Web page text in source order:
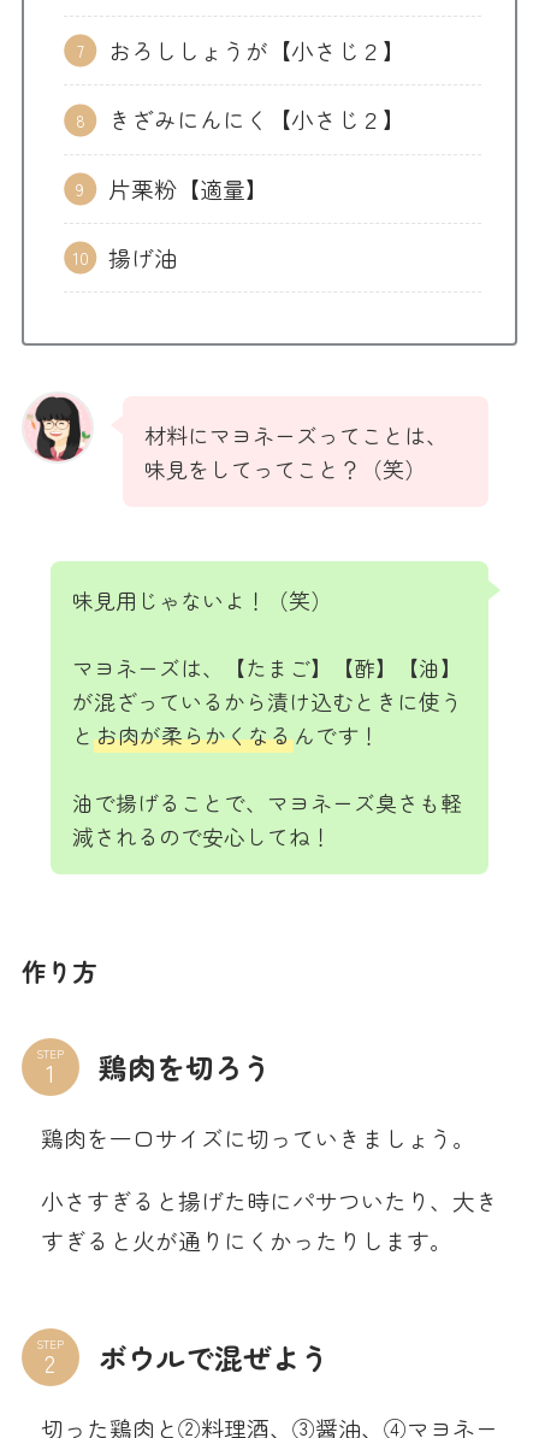
おろししょうが【小さじ２】
きざみにんにく【小さじ２】
片栗粉【適量】
揚げ油
材料にマヨネーズってことは、
味見をしてってこと？（笑）
味見用じゃないよ！（笑）
マヨネーズは、【たまご】【酢】【油】
が混ざっているから漬け込むときに使う
と お肉が柔らかくなるんです！
油で揚げることで、マヨネーズ臭さも軽
減されるので安心してね！
作り方
STEP 鶏肉を切ろう
鶏肉を一口サイズに切っていきましょう。
小さすぎると揚げた時にパサついたり、大き
すぎると火が通りにくかったりします。
STEP ボウルで混ぜよう
切った鶏肉と②料理酒、③醤油、④マヨネー